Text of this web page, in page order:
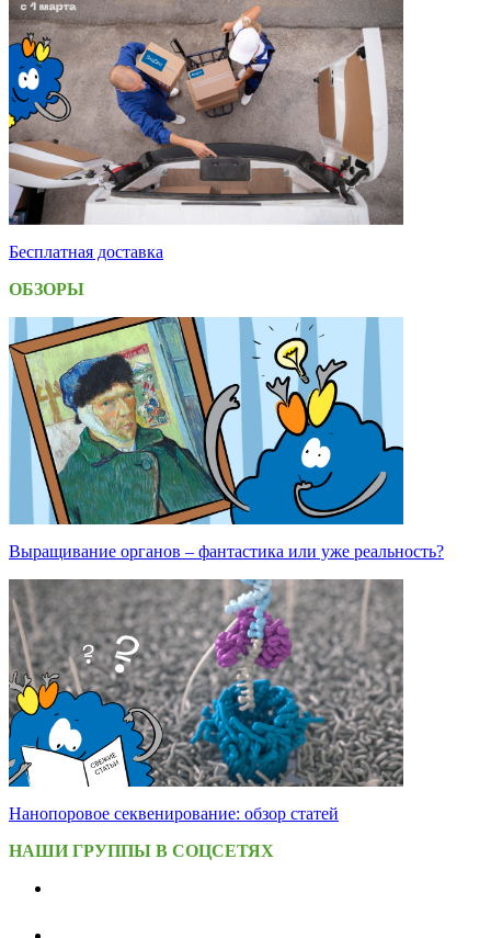
Бесплатная доставка
ОБЗОРЫ
Выращивание органов – фантастика или уже реальность?
Нанопоровое секвенирование: обзор статей
НАШИ ГРУППЫ В СОЦСЕТЯХ